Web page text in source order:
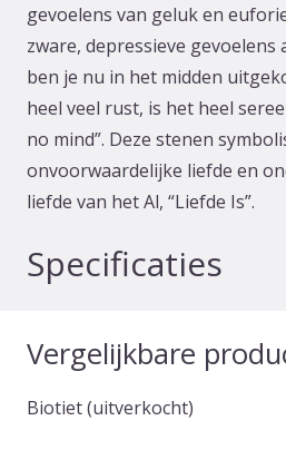
gevoelens van geluk en
zware, depressieve gevoelens
ben je nu in het midden
heel veel rust, is het heel
no mind”. Deze stenen
onvoorwaardelijke liefde en
liefde van het Al, “Liefde Is”.
Specificaties
Vergelijkbare
Biotiet (uitverkocht)